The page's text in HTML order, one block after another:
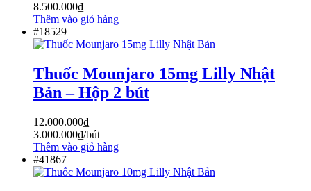
8.500.000₫
Thêm vào giỏ hàng
#18529
Thuốc Mounjaro 15mg Lilly Nhật
Bản – Hộp 2 bút
12.000.000₫
3.000.000₫/bút
Thêm vào giỏ hàng
#41867